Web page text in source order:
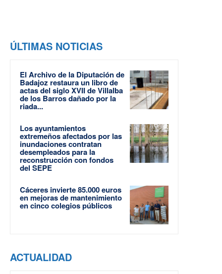
ÚLTIMAS NOTICIAS
El Archivo de la Diputación de
Badajoz restaura un libro de
actas del siglo XVII de Villalba
de los Barros dañado por la
riada...
Los ayuntamientos
extremeños afectados por las
inundaciones contratan
desempleados para la
reconstrucción con fondos
del SEPE
Cáceres invierte 85.000 euros
en mejoras de mantenimiento
en cinco colegios públicos
ACTUALIDAD